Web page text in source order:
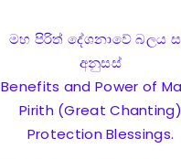
මහ පිරිත් දේශනාවේ බලය
අනුසස්
Benefits and Power of
Pirith (Great Chanting)
Protection Blessings.